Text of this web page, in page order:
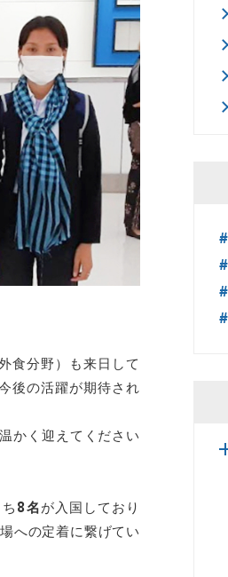
食分野）も来日して
後の活躍が期待され
かく迎えてください
8名が入国しており
への定着に繋げてい